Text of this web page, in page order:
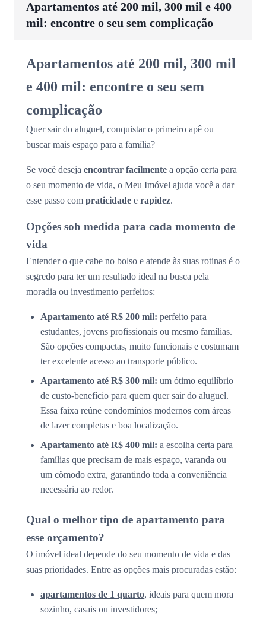
Apartamentos até 200 mil, 300 mil e 400
mil: encontre o seu sem complicação
Apartamentos até 200 mil, 300 mil
e 400 mil: encontre o seu sem
complicação
Quer sair do aluguel, conquistar o primeiro apê ou
buscar mais espaço para a família?
Se você deseja encontrar facilmente a opção certa para
o seu momento de vida, o Meu Imóvel ajuda você a dar
esse passo com praticidade e rapidez.
Opções sob medida para cada momento de
vida
Entender o que cabe no bolso e atende às suas rotinas é o
segredo para ter um resultado ideal na busca pela
moradia ou investimento perfeitos:
Apartamento até R$ 200 mil: perfeito para
estudantes, jovens profissionais ou mesmo famílias.
São opções compactas, muito funcionais e costumam
ter excelente acesso ao transporte público.
Apartamento até R$ 300 mil: um ótimo equilíbrio
de custo-benefício para quem quer sair do aluguel.
Essa faixa reúne condomínios modernos com áreas
de lazer completas e boa localização.
Apartamento até R$ 400 mil: a escolha certa para
famílias que precisam de mais espaço, varanda ou
um cômodo extra, garantindo toda a conveniência
necessária ao redor.
Qual o melhor tipo de apartamento para
esse orçamento?
O imóvel ideal depende do seu momento de vida e das
suas prioridades. Entre as opções mais procuradas estão:
apartamentos de 1 quarto, ideais para quem mora
sozinho, casais ou investidores;